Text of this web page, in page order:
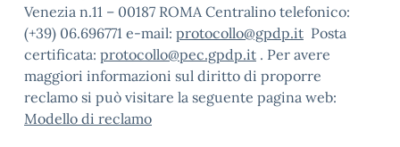
Venezia n.11 – 00187 ROMA Centralino telefonico:
(+39) 06.696771 e-mail: protocollo@gpdp.it Posta
certificata: protocollo@pec.gpdp.it . Per avere
maggiori informazioni sul diritto di proporre
reclamo si può visitare la seguente pagina web:
Modello di reclamo